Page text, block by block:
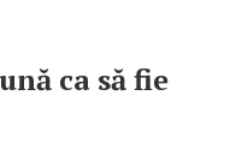
ca să fie